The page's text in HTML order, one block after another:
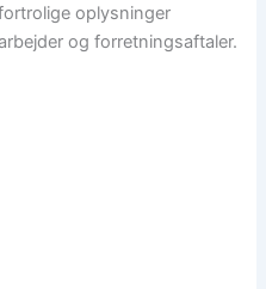
oplysninger
og forretningsaftaler.